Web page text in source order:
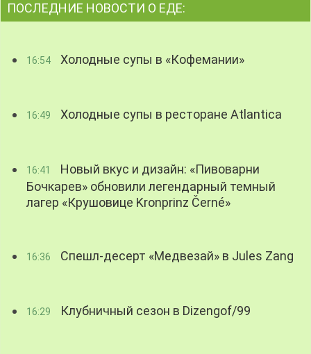
ПОСЛЕДНИЕ НОВОСТИ О ЕДЕ:
16:54 Холодные супы в «Кофемании»
16:49 Холодные супы в ресторане Atlantica
16:41
Новый вкус и дизайн: «Пивоварни
Бочкарев» обновили легендарный темный
лагер «Крушовице Kronprinz Černé»
16:36 Спешл-десерт «Медвезай» в Jules Zang
16:29 Клубничный сезон в Dizengof/99